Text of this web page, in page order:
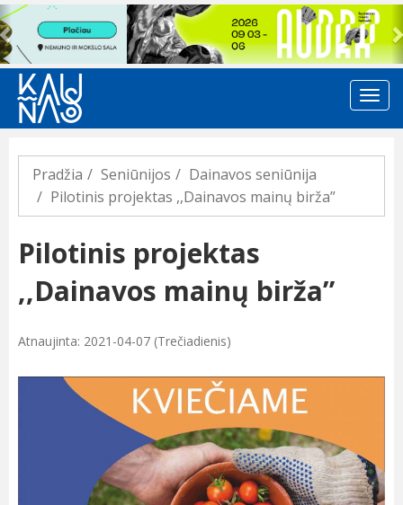
Previous
Pradžia Seniūnijos
Dainavos seniūnija
Pilotinis projektas ,,Dainavos mainų birža”
Pilotinis projektas
,,Dainavos mainų birža”
Atnaujinta: 2021-04-07 (Trečiadienis)